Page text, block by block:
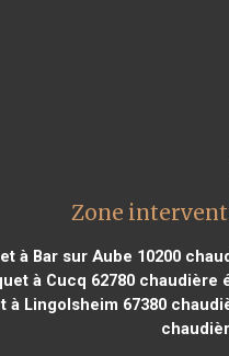
Zone
à Bar sur Aube 10200
à Cucq 62780 chaudière
Lingolsheim 67380